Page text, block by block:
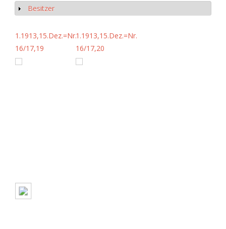
Show
Besitzer
1.1913,15.Dez.=Nr.
16/17,19
1.1913,15.Dez.=Nr.
16/17,20